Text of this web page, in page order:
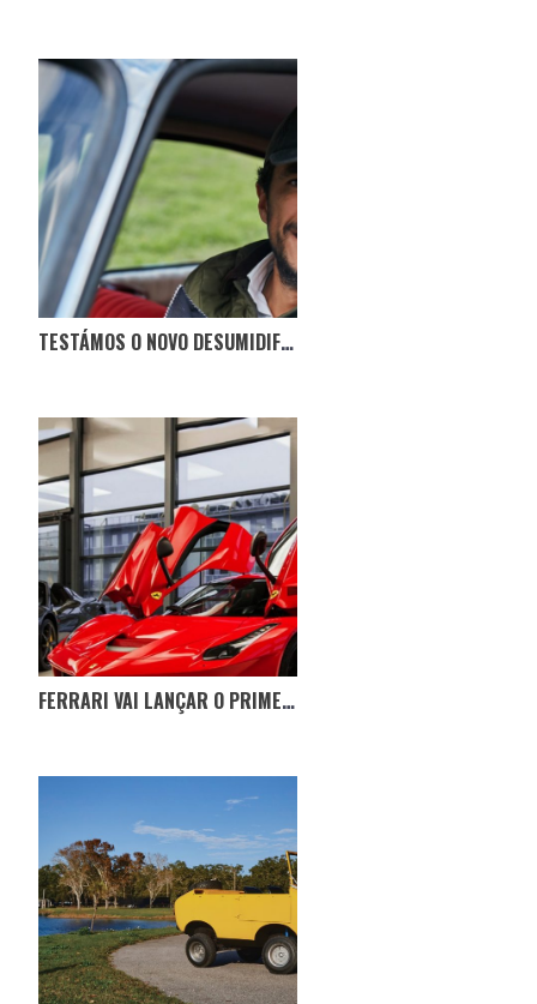
TESTÁMOS O NOVO DESUMIDIFICADOR NO CITROËN BOCA DE SAPO
FERRARI VAI LANÇAR O PRIMEIRO MODELO ELÉTRICO